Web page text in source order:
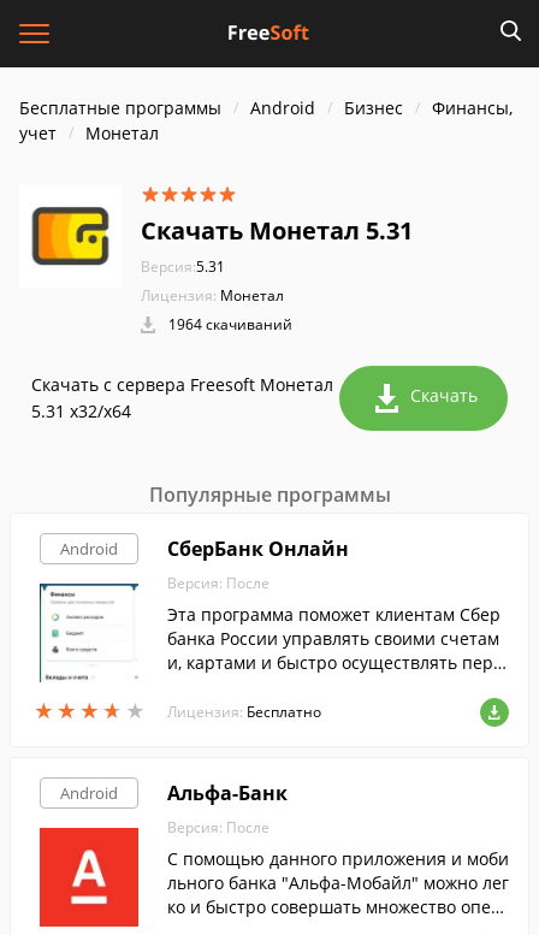
Бесплатные программы Android Бизнес
Финансы,
учет
Монетал
Скачать Монетал 5.31
Версия:5.31
Лицензия: Монетал
1964 скачиваний
Скачать с сервера Freesoft Монетал
5.31 x32/x64
Скачать
Популярные программы
Android
★ ★ ★ ★ ★
★ ★ ★ ★ ★
СберБанк Онлайн
Версия: После
Эта программа поможет клиентам Сбер
банка России управлять своими счетам
и, картами и быстро осуществлять пере
ройство.
Лицензия: Бесплатно
Android Альфа-Банк
Версия: После
С помощью данного приложения и моби
льного банка "Альфа-Мобайл" можно лег
ко и быстро совершать множество опер